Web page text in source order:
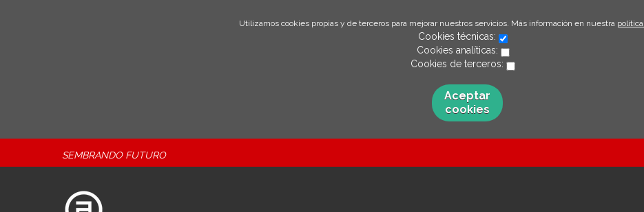
Utilizamos cookies propias y de terceros para mejorar nuestros servicios. Más información en nuestra
Cookies técnicas:
Cookies analíticas:
Cookies de terceros:
Aceptar
cookies
SEMBRANDO FUTURO